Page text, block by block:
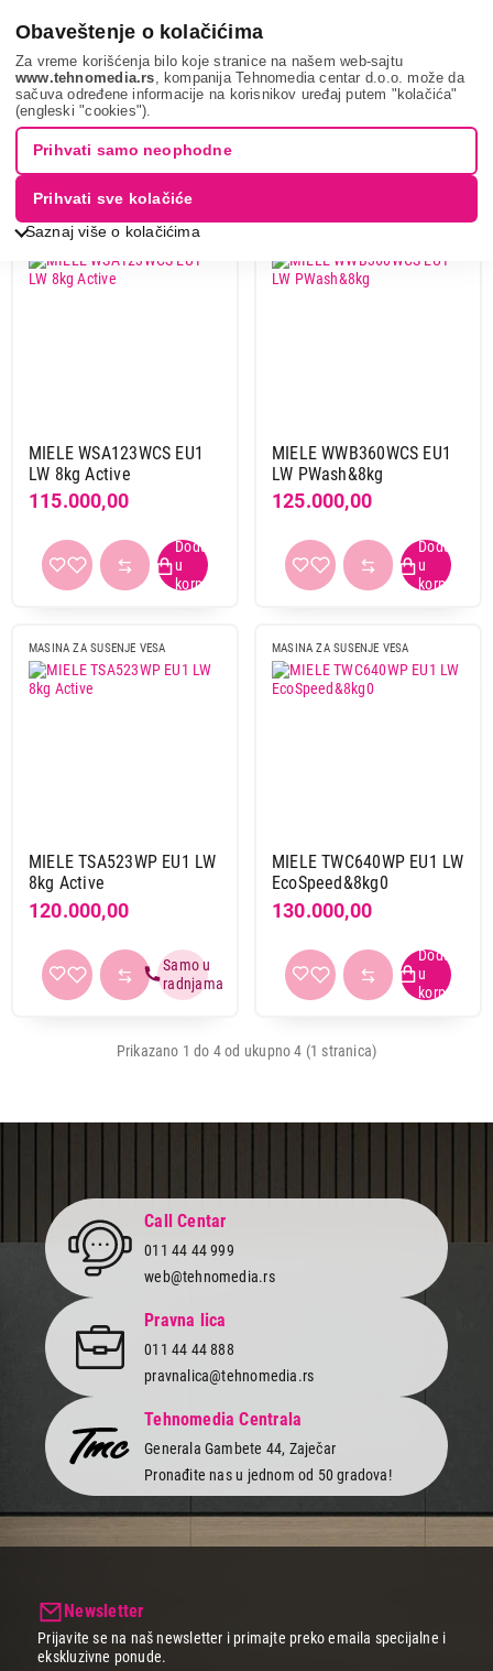
Obaveštenje o kolačićima
Za vreme korišćenja bilo koje stranice na našem web-sajtu
www.tehnomedia.rs , kompanija Tehnomedia centar d.o.o. može da
sačuva određene informacije na korisnikov uređaj putem "kolačića"
(engleski "cookies").
Saznaj više o kolačićima
Prihvati samo neophodne
Prihvati sve kolačiće
Miele
Sortiranje Prikaz
MASINA ZA PRANJE VESA
MIELE WSA123WCS EU1
LW 8kg Active
115.000,00
MIELE WWB360WCS EU1
LW PWash&8kg
125.000,00
MASINA ZA SUSENJE VESA
MIELE TSA523WP EU1 LW
8kg Active
120.000,00
MASINA ZA SUSENJE VESA
MIELE TWC640WP EU1 LW
EcoSpeed&8kg0
130.000,00
Prikazano 1 do 4 od ukupno 4 (1 stranica)
115.000,00
MAŠINE ZA PRANJE VEŠA
MIELE WSA123WCS EU1 LW 8kg Active
Proizvod je dodat u korpu.
Ukupno u korpi: 0,00
Nastavi kupovinu
Završi kupovinu
Call Centar
011 44 44 999
web@tehnomedia.rs
Pravna lica
011 44 44 888
pravnalica@tehnomedia.rs
Tehnomedia Centrala
Generala Gambete 44, Zaječar
Pronađite nas u jednom od 50 gradova!
Newsletter
Prijavite se na naš newsletter i primajte preko emaila specijalne i
ekskluzivne ponude.